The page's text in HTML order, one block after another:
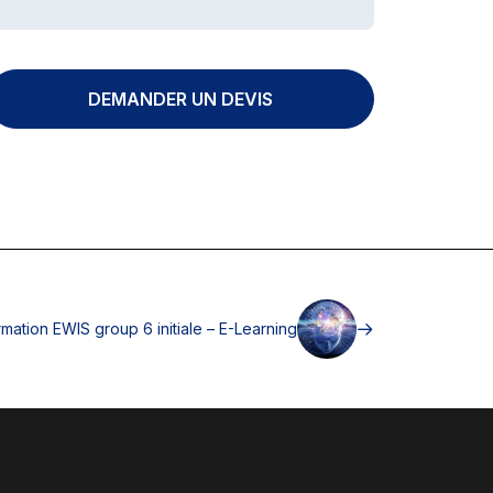
DEMANDER UN DEVIS
EWIS group 6 initiale – E-Learning